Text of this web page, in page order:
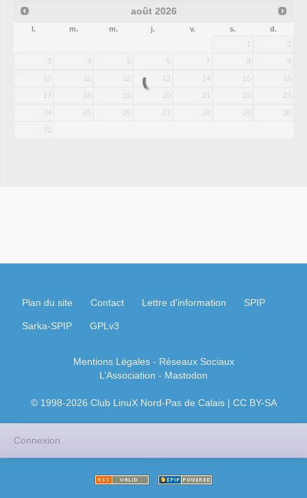
août 2026
l. m. m. j. v. s.
d.
1
2
3 4 5 6 7 8 9
10 11 12 13 14 15 16
17 18 19 20 21 22 23
24 25 26 27 28 29 30
31
Plan du site Contact Lettre d'information SPIP
Sarka-SPIP GPLv3
Mentions Légales- Réseaux Sociaux
L’Association - Mastodon
© 1998-2026 Club LinuX Nord-Pas de Calais | CC BY-SA
Connexion